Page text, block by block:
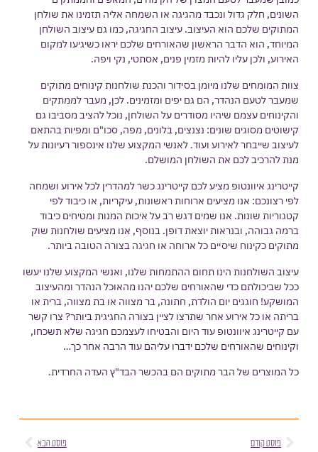
השונים, חלק גדול ונכבד מהגיגה או השמחה אליה תזמינו את שולחן
המתוקים שלכם הוא העיצוב. עיצוב החגיגה, כמו גם עיצוב השולחן
המיוחד, הוא הדבר הראשון שהאורחים שלכם יראו כשיגיעו למקום
האירוע, ולכן עליו להיות מזמין פנים, אסתטי, נקי ויפה.
צוות המומחים שלנו מיומן בסידור והכנת שולחנות קינוחים מתוקים
שמעבר לטעם הנהדר, הם גם יפים ומזמינים. לכן, מעבר לממתקים
והקינוחים עצמם שיהיו מסודרים על השולחן, נוכל להציב מסביבו גם
קישוטים מסוגים שונים: נצנצים, בלונים, מפה, סכו"ם ומפיות בהתאם
לעיצוב שייבחר לאירוע ועוד. לאנשי המקצוע שלנו אינספור רעיונות על
מנת להרכיב לכם את השולחן המושלם.
קייטרינג איוונטופ מציע לכם קייטרינג כשר למהדרין לכל אירוע ושמחה
לפי רצונכם: אנו מציעים ארוחות ראשונות, עיקריות, או כיבוד לפי
קטגוריות שונות. אנו שמים דגש רב על איכות המנות ומטיחים כיבוד
ברמה גבוהה, ובנראות יוצאת דופן. בנוסף, אנו מציעים שולחנות שוק
מתוקים כקינוח שיסיים כל ארוחה או חגיגה בצורה הטובה ביותר.
עיצוב השולחנות הינו תחום ההתמחות שלנו, ואנשי המקצוע שלנו יעשו
ככל שביכולתם כדי שהאורחים שלכם יהנו מהאוכל הנהדר ומהעיצוב
המושקע! חוגגים יום הולדת, חתונה, בר מצווה או בת מצווה, ברית או
בריתה או כל אירוע אחר שתרצו לציין בצורה החגיגית ביותר? צרו קשר
עם קייטרינג איוונטופ עוד היום והבטיחו לעצמכם חגיגה שלא תשכחו,
וקינוחים שהאורחים שלכם ידברו עליהם עוד הרבה אחר כך…
כל המוצרים של הבר מתוקים הם בהכשר הבד"ץ העדה החרדית.
פוסט קודם פוסט הבא